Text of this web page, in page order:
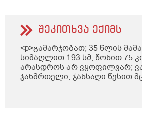
შეკითხვა ექიმს
<p>გამარჯობათ; 35 წლის
სიმაღლით 193 სმ, წონით 75
არასდროს არ ვყოფილვარ;
ჯანმრთელი, ჯანსაღი წესით
ბავშვობიდან; არ მაწუხებს
დაავადება, ყოველ